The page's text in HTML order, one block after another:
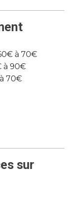
à 70€
à 90€
70€
sur